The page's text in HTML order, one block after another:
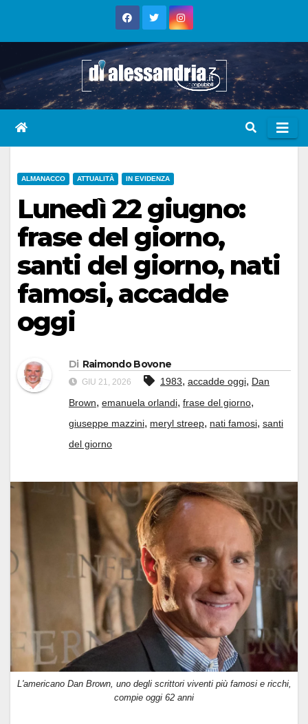
ALMANACCO ATTUALITÀ IN EVIDENZA
Lunedì 22 giugno:
frase del giorno,
santi del giorno, nati
famosi, accadde
oggi
Di Raimondo Bovone
GIU 21, 2026 1983, accadde oggi, Dan
Brown, emanuela orlandi, frase del giorno,
giuseppe mazzini, meryl streep, nati famosi, santi
del giorno
L'americano Dan Brown, uno degli scrittori viventi più famosi e ricchi,
compie oggi 62 anni